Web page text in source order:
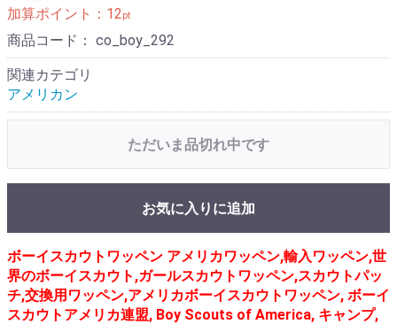
加算ポイント： 12pt
商品コード： co_boy_292
関連カテゴリ
アメリカン
ただいま品切れ中です
お気に入りに追加
ボーイスカウトワッペン アメリカワッペン,輸入ワッペン,世
界のボーイスカウト,ガールスカウトワッペン,スカウトパッ
チ,交換用ワッペン,アメリカボーイスカウトワッペン, ボーイ
スカウトアメリカ連盟, Boy Scouts of America, キャンプ,